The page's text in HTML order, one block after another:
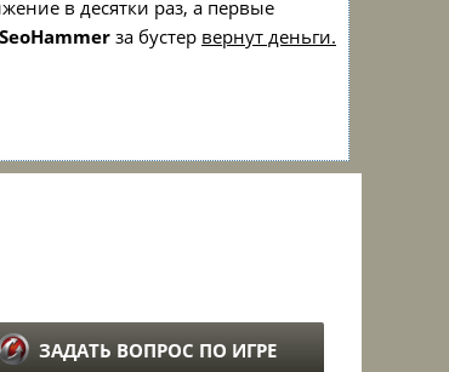
в десятки раз, а первые
SeoHammer за бустер вернут деньги.
ЗАДАТЬ ВОПРОС ПО ИГРЕ